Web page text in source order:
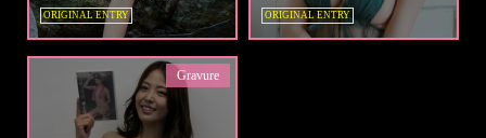
ORIGINAL ENTRY
ORIGINAL ENTRY
Gravure